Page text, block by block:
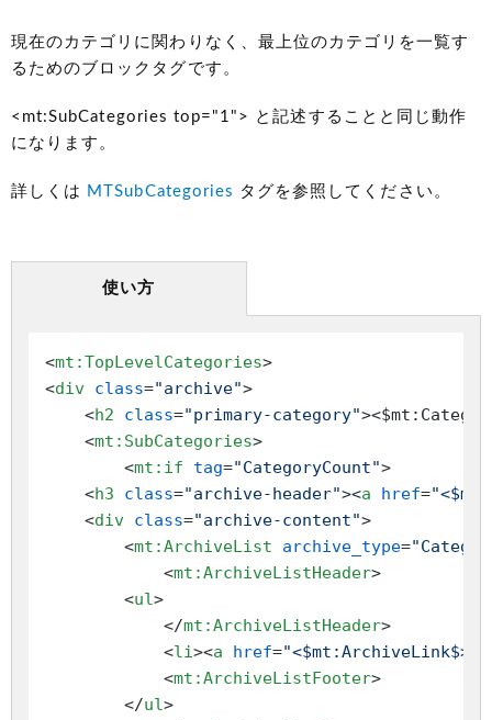
現在のカテゴリに関わりなく、最上位のカテゴリを一覧す
るためのブロックタグです。
<mt:SubCategories top="1"> と記述することと同じ動作
になります。
詳しくは MTSubCategories タグを参照してください。
使い方
<mt:TopLevelCategories>
<div class="archive">
<h2 class="primary-category">
<mt:SubCategories>
<mt:if tag="CategoryCount">
<h3 class="archive-header"><a href=
<div class="archive-content">
<mt:ArchiveList archive_type=
<mt:ArchiveListHeader>
<ul>
</mt:ArchiveListHeader>
<li><a href="<$mt:ArchiveLink$>"
<mt:ArchiveListFooter>
</ul>